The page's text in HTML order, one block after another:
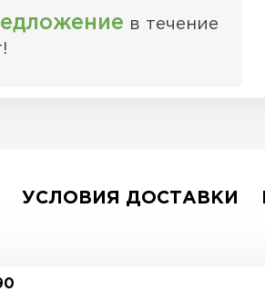
в течение
УСЛОВИЯ ДОСТАВКИ